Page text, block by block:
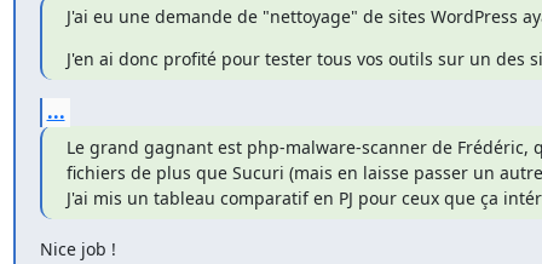
J'ai eu une demande de "nettoyage" de sites WordPress
J'en ai donc profité pour tester tous vos outils sur un des
...
Le grand gagnant est php-malware-scanner de Frédéric,
fichiers de plus que Sucuri (mais en laisse passer un
J'ai mis un tableau comparatif en PJ pour ceux que ça
Nice job !